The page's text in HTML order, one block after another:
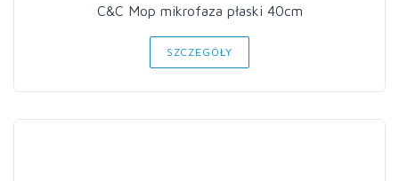
C&C Mop mikrofaza płaski 40cm
SZCZEGÓŁY